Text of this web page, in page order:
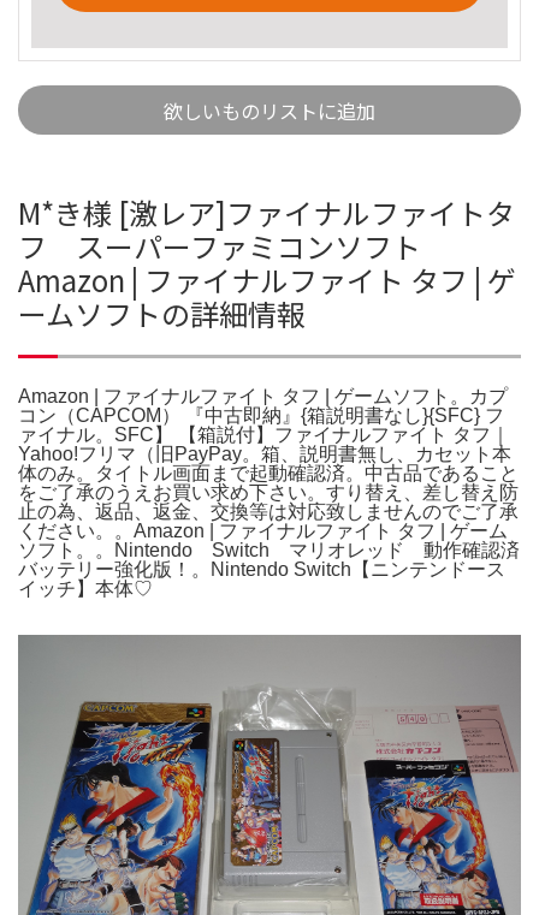
欲しいものリストに追加
M*き様 [激レア]ファイナルファイトタ
フ スーパーファミコンソフト
Amazon | ファイナルファイト タフ | ゲ
ームソフトの詳細情報
Amazon | ファイナルファイト タフ | ゲームソフト。カプ
コン（CAPCOM） 『中古即納』{箱説明書なし}{SFC} フ
ァイナル。SFC】 【箱説付】ファイナルファイト タフ｜
Yahoo!フリマ（旧PayPay。箱、説明書無し、カセット本
体のみ。タイトル画面まで起動確認済。中古品であること
をご了承のうえお買い求め下さい。すり替え、差し替え防
止の為、返品、返金、交換等は対応致しませんのでご了承
ください。。Amazon | ファイナルファイト タフ | ゲーム
ソフト。。Nintendo Switch マリオレッド 動作確認済
バッテリー強化版！。Nintendo Switch【ニンテンドース
イッチ】本体♡